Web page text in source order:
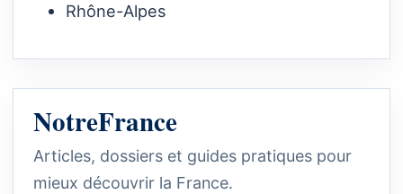
Rhône-Alpes
NotreFrance
Articles, dossiers et guides pratiques pour
mieux découvrir la France.